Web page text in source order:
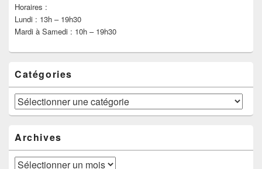
Horaires :
Lundi : 13h – 19h30
Mardi à Samedi : 10h – 19h30
Catégories
Catégories
Archives
Archives